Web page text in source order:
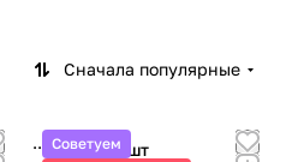
Сначала популярные
Советуем
14 975 ₽/ шт